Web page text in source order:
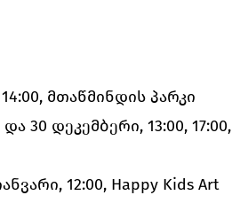
მთაწმინდის პარკი
30 დეკემბერი, 13:00, 17:00,
12:00, Happy Kids Art